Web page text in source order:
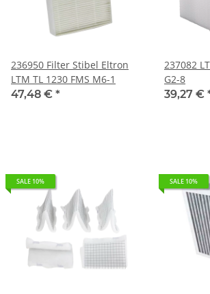
236950 Filter Stibel Eltron
LTM TL 1230 FMS M6-1
47,48 € *
237082
G2-8
39,27 €
SALE 10% SALE 10%